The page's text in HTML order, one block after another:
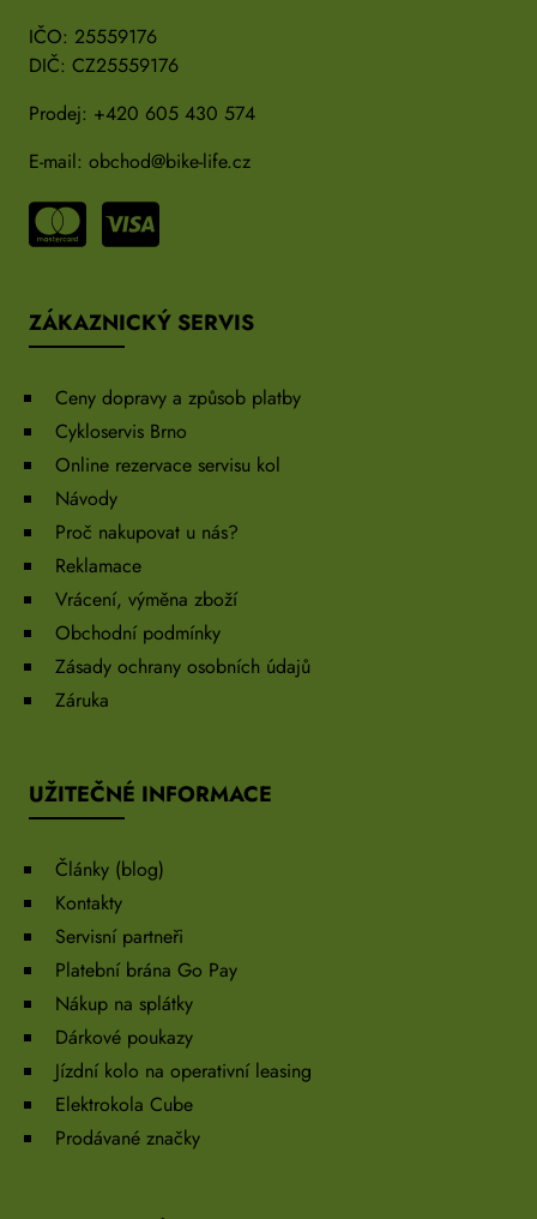
IČO: 25559176
DIČ: CZ25559176
Prodej: +420 605 430 574
E-mail: obchod@bike-life.cz
ZÁKAZNICKÝ SERVIS
Ceny dopravy a způsob platby
Cykloservis Brno
Online rezervace servisu kol
Návody
Proč nakupovat u nás?
Reklamace
Vrácení, výměna zboží
Obchodní podmínky
Zásady ochrany osobních údajů
Záruka
UŽITEČNÉ INFORMACE
Články (blog)
Kontakty
Servisní partneři
Platební brána Go Pay
Nákup na splátky
Dárkové poukazy
Jízdní kolo na operativní leasing
Elektrokola Cube
Prodávané značky